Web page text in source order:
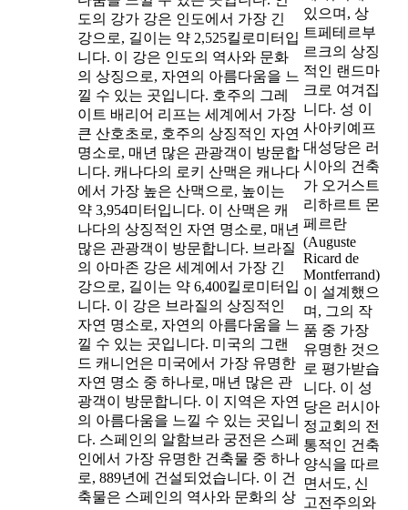
도의 강가 강은 인도에서 가장 긴
강으로, 길이는 약 2,525킬로미터입
니다. 이 강은 인도의 역사와 문화
의 상징으로, 자연의 아름다움을 느
낄 수 있는 곳입니다. 호주의 그레
이트 배리어 리프는 세계에서 가장
큰 산호초로, 호주의 상징적인 자연
명소로, 매년 많은 관광객이 방문합
니다. 캐나다의 로키 산맥은 캐나다
에서 가장 높은 산맥으로, 높이는
약 3,954미터입니다. 이 산맥은 캐
나다의 상징적인 자연 명소로, 매년
많은 관광객이 방문합니다. 브라질
의 아마존 강은 세계에서 가장 긴
강으로, 길이는 약 6,400킬로미터입
니다. 이 강은 브라질의 상징적인
자연 명소로, 자연의 아름다움을 느
낄 수 있는 곳입니다. 미국의 그랜
드 캐니언은 미국에서 가장 유명한
자연 명소 중 하나로, 매년 많은 관
광객이 방문합니다. 이 지역은 자연
의 아름다움을 느낄 수 있는 곳입니
다. 스페인의 알함브라 궁전은 스페
인에서 가장 유명한 건축물 중 하나
로, 889년에 건설되었습니다. 이 건
축물은 스페인의 역사와 문화의 상
있으며, 상
트페테르부
르크의 상징
적인 랜드마
크로 여겨집
니다. 성 이
사아키예프
대성당은 러
시아의 건축
가 오거스트
리하르트 몬
페르란
(Auguste
Ricard de
Montferrand)
이 설계했으
며, 그의 작
품 중 가장
유명한 것으
로 평가받습
니다. 이 성
당은 러시아
정교회의 전
통적인 건축
양식을 따르
면서도, 신
고전주의와